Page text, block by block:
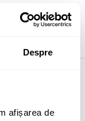
Despre
afișarea de
IN 24h (L - V)
La comenzi > 399 Lei